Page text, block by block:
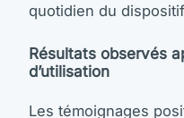
quotidien du
Résultats observés
d’utilisation
Les témoignages